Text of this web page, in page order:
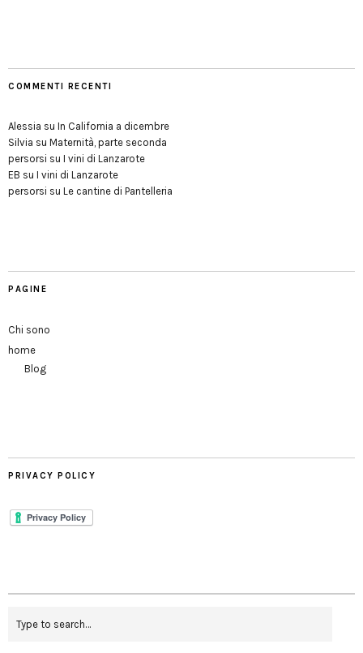
COMMENTI RECENTI
Alessia su In California a dicembre
Silvia su Maternità, parte seconda
persorsi su I vini di Lanzarote
EB su I vini di Lanzarote
persorsi su Le cantine di Pantelleria
PAGINE
Chi sono
home
Blog
PRIVACY POLICY